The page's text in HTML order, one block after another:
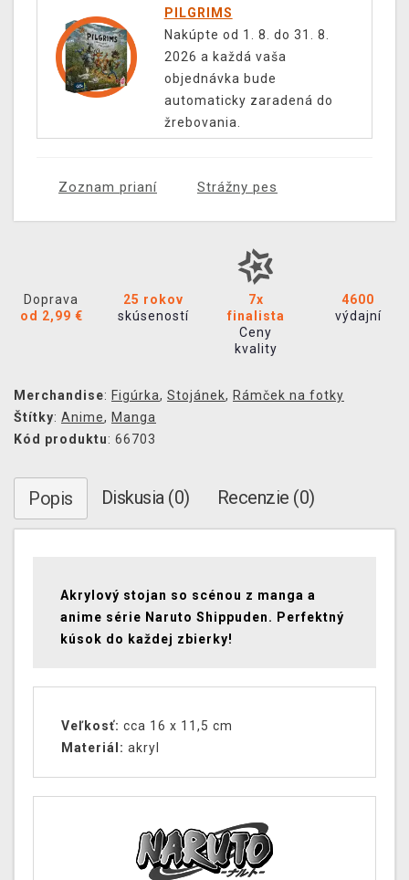
PILGRIMS
Nakúpte od 1. 8. do 31. 8.
2026 a každá vaša
objednávka bude
automaticky zaradená do
žrebovania.
Zoznam prianí Strážny pes
Doprava
od 2,99 €
25 rokov
skúseností
7x
finalista
Ceny
kvality
4600
výdajní
Merchandise: Figúrka, Stojánek, Rámček na fotky
Štítky: Anime, Manga
Kód produktu: 66703
Popis Diskusia (0) Recenzie (0)
Akrylový stojan so scénou z manga a
anime série Naruto Shippuden. Perfektný
kúsok do každej zbierky!
Veľkosť: cca 16 x 11,5 cm
Materiál: akryl